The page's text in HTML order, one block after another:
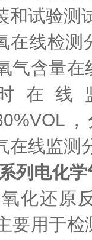
和试验测
线检测
气含量
在线
在线监测
列电化学
化还原
要用于